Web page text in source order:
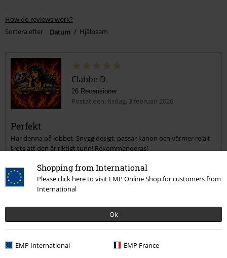
Shopping from International
Please click here to visit EMP Online Shop for customers from
International
Ok
EMP International EMP France
How do reviews work?
Sortera efter
Datum Hjälpsam
Clabbe D.
26 Recensioner
Postat den: tisdag, 3 februari 2026
Perfekt
Har denna på jobbet. Snygg desigt, passar kanon och värmer rejält
trots att den är riktigt tunn! Rekommenderas!
Verifierad recension
Hade du någon nytta av den här recensionen?